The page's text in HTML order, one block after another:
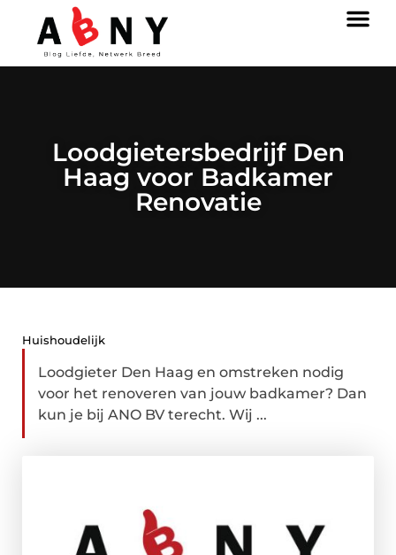
Loodgietersbedrijf Den
Haag voor Badkamer
Renovatie
Huishoudelijk
Loodgieter Den Haag en omstreken nodig
voor het renoveren van jouw badkamer? Dan
kun je bij ANO BV terecht. Wij ...